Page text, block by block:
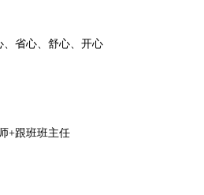
省心、舒心、开心
+跟班班主任